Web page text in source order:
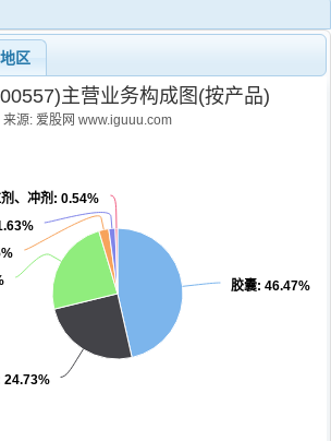
地区
主营业务构成图(按产品)
来源: 爱股网 www.iguuu.com
胶囊: 46.47%
24.73%
、冲剂 : 0.54%